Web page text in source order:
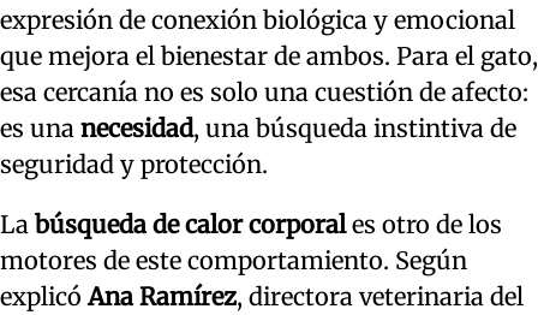
expresión de conexión biológica y emocional
que mejora el bienestar de ambos. Para el gato,
esa cercanía no es solo una cuestión de afecto:
es una necesidad, una búsqueda instintiva de
seguridad y protección.
La búsqueda de calor corporales otro de los
motores de este comportamiento. Según
explicóAna Ramírez, directora veterinaria del